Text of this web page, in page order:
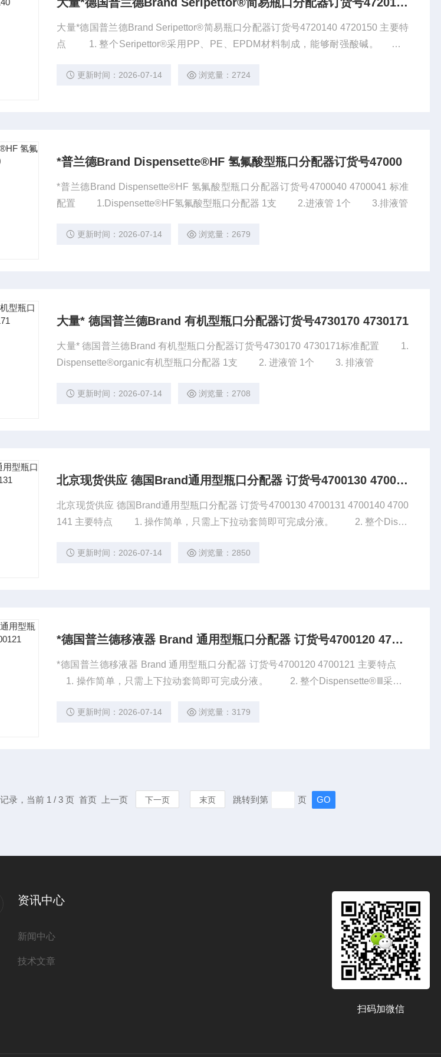
大量*德国普兰德Brand Seripettor®简易瓶口分配器订货号4720140 4720150 主要特
点 1. 整个Seripettor®采用PP、PE、EPDM材料制成，能够耐强酸碱。 2.
出。 3. 排液管安全帽：排液完毕及时拧上安全帽，防止残余液体滴落，减少了接更新时间：2026-07-14 浏览量：2724
*普兰德Brand Dispensette®HF 氢氟酸型瓶口分配器订货号47000
*普兰德Brand Dispensette®HF 氢氟酸型瓶口分配器订货号4700040 4700041 标准
配置 1.Dispensette®HF氢氟酸型瓶口分配器 1支 2.进液管 1个 3.排液管
更新时间：2026-07-14 浏览量：2679
大量* 德国普兰德Brand 有机型瓶口分配器订货号4730170 4730171
大量* 德国普兰德Brand 有机型瓶口分配器订货号4730170 4730171​标准配置 1.
Dispensette®organic有机型瓶口分配器 1支 2. 进液管 1个 3. 排液管
更新时间：2026-07-14 浏览量：2708
北京现货供应 德国Brand通用型瓶口分配器 订货号4700130 4700131 4700140
北京现货供应 德国Brand通用型瓶口分配器 订货号4700130 4700131 4700140 4700
141 主要特点 1. 操作简单，只需上下拉动套筒即可完成分液。 2. 整个Dispe
系统：内置的安全排液系统在排液管没有安装好的情况下可以阻止液体流出。 4.
更新时间：2026-07-14 浏览量：2850
*德国普兰德移液器 Brand 通用型瓶口分配器 订货号4700120 4700121
*德国普兰德移液器 Brand 通用型瓶口分配器 订货号4700120 4700121 主要特点
1. 操作简单，只需上下拉动套筒即可完成分液。 2. 整个Dispensette®Ⅲ采用E
全排液系统在排液管没有安装好的情况下可以阻止液体流出。
更新时间：2026-07-14 浏览量：3179
录，当前 1 / 3 页 首页 上一页 下一页 末页 跳转到第 页
资讯中心
新闻中心
技术文章
扫码加微信